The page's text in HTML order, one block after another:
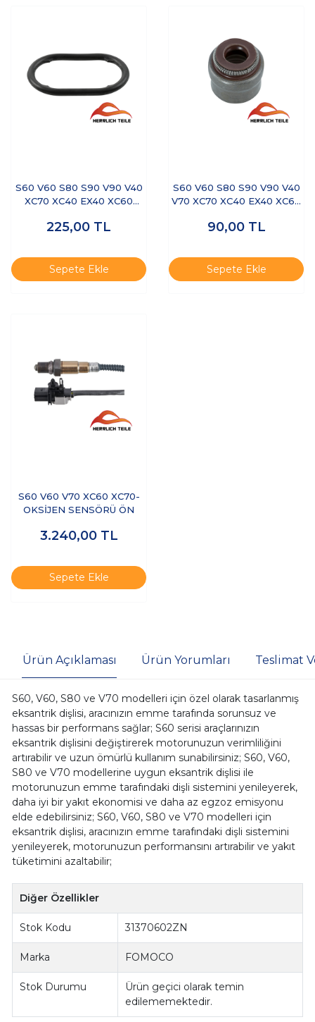
S60 V60 S80 S90 V90 V40
XC70 XC40 EX40 XC60
ŞANZUMAN ORİNG
225,00 TL
Sepete Ekle
S60 V60 S80 S90 V90 V40
V70 XC70 XC40 EX40 XC60
D4/B4
90,00 TL
Sepete Ekle
S60 V60 V70 XC60 XC70-
OKSİJEN SENSÖRÜ ÖN
3.240,00 TL
Sepete Ekle
Ürün Açıklaması Ürün Yorumları Teslimat
S60, V60, S80 ve V70 modelleri için özel olarak tasarlanmış
eksantrik dişlisi, aracınızın emme tarafında sorunsuz ve
hassas bir performans sağlar; S60 serisi araçlarınızın
eksantrik dişlisini değiştirerek motorunuzun verimliliğini
artırabilir ve uzun ömürlü kullanım sunabilirsiniz; S60, V60,
S80 ve V70 modellerine uygun eksantrik dişlisi ile
motorunuzun emme tarafındaki dişli sistemini yenileyerek,
daha iyi bir yakıt ekonomisi ve daha az egzoz emisyonu
elde edebilirsiniz; S60, V60, S80 ve V70 modelleri için
eksantrik dişlisi, aracınızın emme tarafındaki dişli sistemini
yenileyerek, motorunuzun performansını artırabilir ve yakıt
tüketimini azaltabilir;
Diğer Özellikler
Stok Kodu 31370602ZN
Marka FOMOCO
Stok Durumu
Ürün geçici olarak temin
edilememektedir.